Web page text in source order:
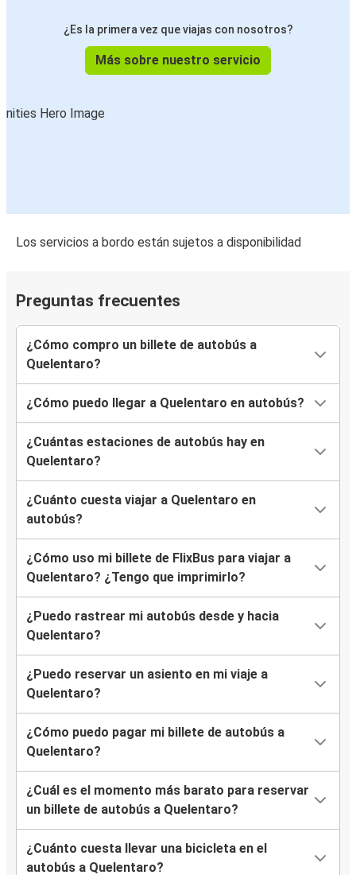
¿Es la primera vez que viajas con nosotros?
Más sobre nuestro servicio
Los servicios a bordo están sujetos a disponibilidad
Preguntas frecuentes
¿Cómo compro un billete de autobús a
Quelentaro?
¿Cómo puedo llegar a Quelentaro en autobús?
¿Cuántas estaciones de autobús hay en
Quelentaro?
¿Cuánto cuesta viajar a Quelentaro en
autobús?
¿Cómo uso mi billete de FlixBus para viajar a
Quelentaro? ¿Tengo que imprimirlo?
¿Puedo rastrear mi autobús desde y hacia
Quelentaro?
¿Puedo reservar un asiento en mi viaje a
Quelentaro?
¿Cómo puedo pagar mi billete de autobús a
Quelentaro?
¿Cuál es el momento más barato para reservar
un billete de autobús a Quelentaro?
¿Cuánto cuesta llevar una bicicleta en el
autobús a Quelentaro?